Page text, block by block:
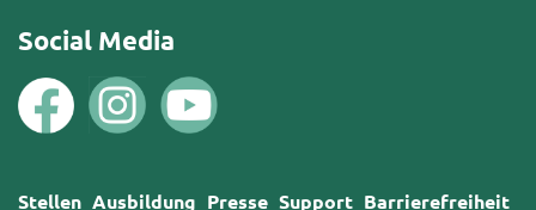
Social Media
Stellen Ausbildung Presse Support Barrierefreiheit